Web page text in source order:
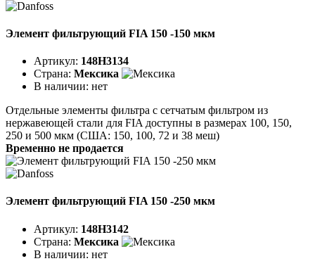
Элемент фильтрующий FIA 150 -150 мкм
Артикул: 148H3134
Страна: Мексика
В наличии: нет
Отдельные элементы фильтра с сетчатым фильтром из
нержавеющей стали для FIA доступны в размерах 100, 150,
250 и 500 мкм (США: 150, 100, 72 и 38 меш)
Временно не продается
Элемент фильтрующий FIA 150 -250 мкм
Артикул: 148H3142
Страна: Мексика
В наличии: нет